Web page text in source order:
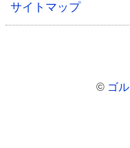
サイトマップ
© ゴ